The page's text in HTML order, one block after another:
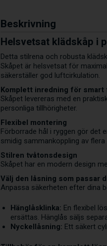
Beskrivning
Helsvetsat klädskåp i
Detta stilrena och robusta
Skåpet är helsvetsat för
säkerställer god luftcirkulation.
Komplett inredning för smart
Skåpet levereras med en
personliga tillhörigheter.
Flexibel montering
Förborrade hål i ryggen gör det
smidig sammankoppling av
Stilren tvåtonsdesign
Skåpet har en modern design
Välj den låsning som passar
Anpassa säkerheten efter dina
Hänglåsklinka: En flexibel
ersättas. Hänglås säljs
Nyckellåsning: Ett säkert